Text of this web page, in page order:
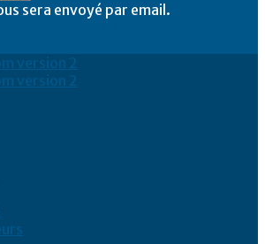
sera envoyé par email.